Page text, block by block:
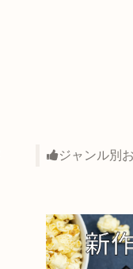
ジャンル別